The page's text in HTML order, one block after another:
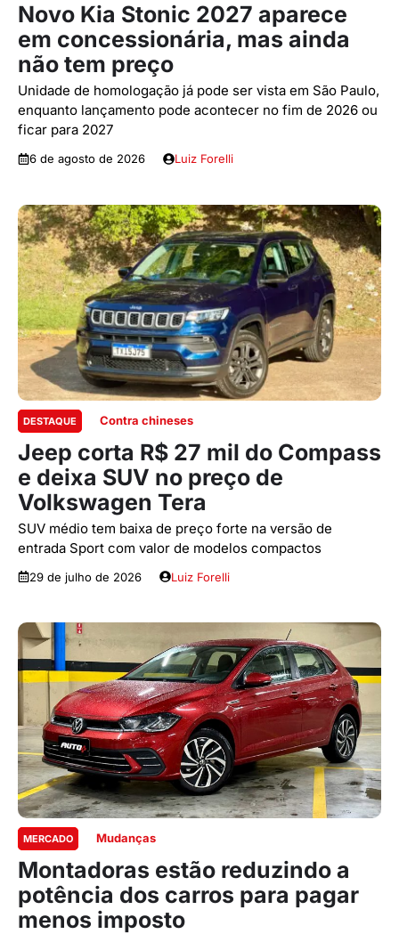
Novo Kia Stonic 2027 aparece
em concessionária, mas ainda
não tem preço
Unidade de homologação já pode ser vista em São Paulo,
enquanto lançamento pode acontecer no fim de 2026 ou
ficar para 2027
6 de agosto de 2026 Luiz Forelli
DESTAQUE Contra chineses
Jeep corta R$ 27 mil do Compass
e deixa SUV no preço de
Volkswagen Tera
SUV médio tem baixa de preço forte na versão de
entrada Sport com valor de modelos compactos
29 de julho de 2026 Luiz Forelli
MERCADO Mudanças
Montadoras estão reduzindo a
potência dos carros para pagar
menos imposto